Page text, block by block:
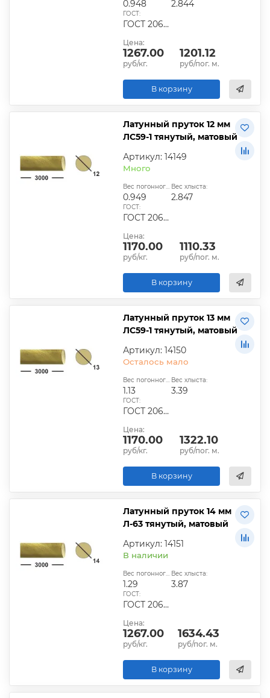
0.948 2.844
ГОСТ:
ГОСТ 2060-2006, ГОСТ Р 52597-2006, ГОСТ 15527-2010
Цена:
1267.00
руб/кг.
1201.12
руб/пог. м.
В корзину
Латунный пруток 12 мм
ЛС59-1 тянутый, матовый
Артикул: 14149
Много
Вес погонного метра, кг:
0.949
Вес хлыста:
2.847
ГОСТ:
ГОСТ 2060-2006, ГОСТ Р 52597-2006, ГОСТ 15527-2041
Цена:
1170.00
руб/кг.
1110.33
руб/пог. м.
В корзину
Латунный пруток 13 мм
ЛС59-1 тянутый, матовый
Артикул: 14150
Осталось мало
Вес погонного метра, кг:
1.13
Вес хлыста:
3.39
ГОСТ:
ГОСТ 2060-2006, ГОСТ Р 52597-2006, ГОСТ 15527-2042
Цена:
1170.00
руб/кг.
1322.10
руб/пог. м.
В корзину
Латунный пруток 14 мм
Л-63 тянутый, матовый
Артикул: 14151
В наличии
Вес погонного метра, кг:
1.29
Вес хлыста:
3.87
ГОСТ:
ГОСТ 2060-2006, ГОСТ Р 52597-2006, ГОСТ 15527-2011
Цена:
1267.00
руб/кг.
1634.43
руб/пог. м.
В корзину